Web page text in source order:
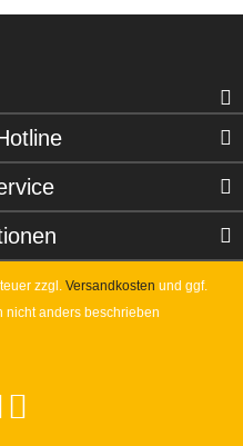
zzgl. Versandkosten und ggf.
nicht anders beschrieben